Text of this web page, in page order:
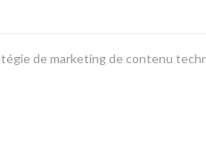
de marketing de contenu